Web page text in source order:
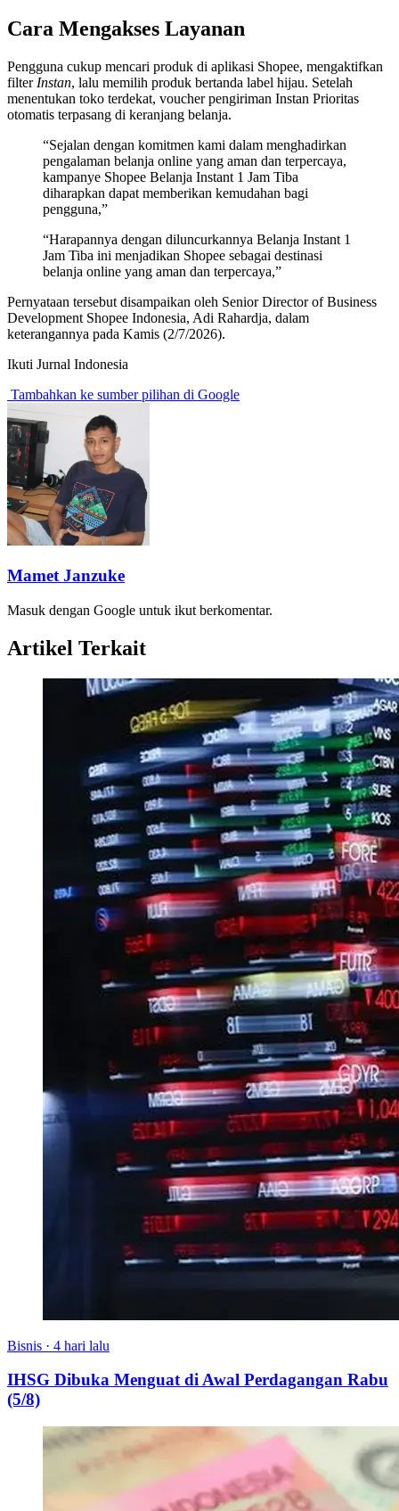
Cara Mengakses Layanan
Pengguna cukup mencari produk di aplikasi Shopee, mengaktifkan
filter Instan, lalu memilih produk bertanda label hijau. Setelah
menentukan toko terdekat, voucher pengiriman Instan Prioritas
otomatis terpasang di keranjang belanja.
“Sejalan dengan komitmen kami dalam menghadirkan
pengalaman belanja online yang aman dan terpercaya,
kampanye Shopee Belanja Instant 1 Jam Tiba
diharapkan dapat memberikan kemudahan bagi
pengguna,”
“Harapannya dengan diluncurkannya Belanja Instant 1
Jam Tiba ini menjadikan Shopee sebagai destinasi
belanja online yang aman dan terpercaya,”
Pernyataan tersebut disampaikan oleh Senior Director of Business
Development Shopee Indonesia, Adi Rahardja, dalam
keterangannya pada Kamis (2/7/2026).
Ikuti Jurnal Indonesia
Tambahkan ke sumber pilihan di Google
Mamet Janzuke
Masuk dengan Google untuk ikut berkomentar.
Artikel Terkait
Bisnis · 4 hari lalu
IHSG Dibuka Menguat di Awal Perdagangan Rabu
(5/8)